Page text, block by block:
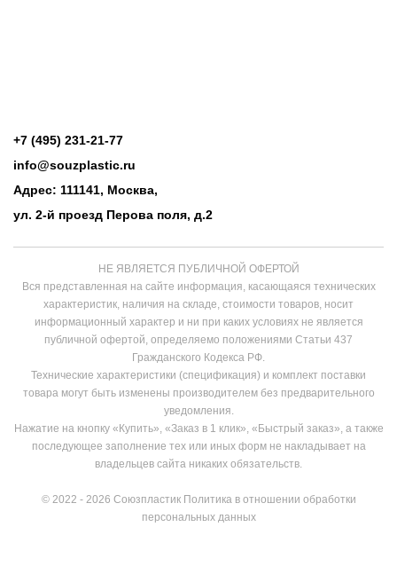
+7 (495) 231-21-77
info@souzplastic.ru
Адрес: 111141, Москва,
ул. 2-й проезд Перова поля, д.2
НЕ ЯВЛЯЕТСЯ ПУБЛИЧНОЙ ОФЕРТОЙ
Вся представленная на сайте информация, касающаяся технических
характеристик, наличия на складе, стоимости товаров, носит
информационный характер и ни при каких условиях не является
публичной офертой, определяемо положениями Статьи 437
Гражданского Кодекса РФ.
Технические характеристики (спецификация) и комплект поставки
товара могут быть изменены производителем без предварительного
уведомления.
Нажатие на кнопку «Купить», «Заказ в 1 клик», «Быстрый заказ», а также
последующее заполнение тех или иных форм не накладывает на
владельцев сайта никаких обязательств.
© 2022 - 2026 Союзпластик Политика в отношении обработки
персональных данных